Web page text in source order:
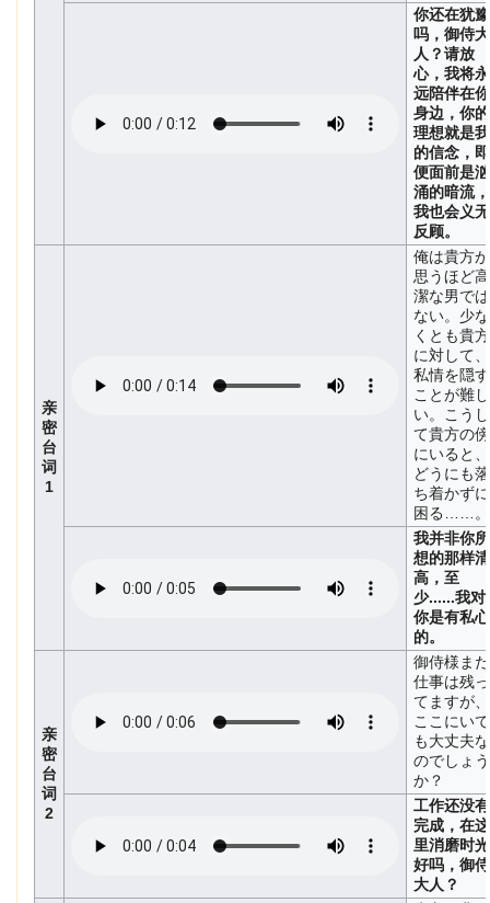
你还在犹豫
吗，御侍大
人？请放
心，我将永
远陪伴在你
身边，你的
理想就是我
的信念，即
便面前是汹
涌的暗流，
我也会义无
反顾。
亲
密
台
词
1
俺は貴方が
思うほど高
潔な男では
ない。少な
くとも貴方
に対して、
私情を隠す
ことが難し
い。こうし
て貴方の傍
にいると、
どうにも落
ち着かずに
困る……。
我并非你所
想的那样清
高，至
少......我对
你是有私心
的。
亲
密
台
词
2
御侍様まだ
仕事は残っ
てますが、
ここにいて
も大丈夫な
のでしょう
か？
工作还没有
完成，在这
里消磨时光
好吗，御侍
大人？